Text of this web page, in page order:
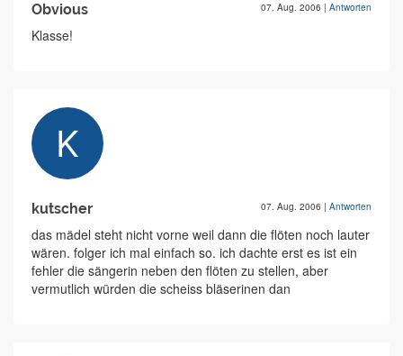
Obvious 07. Aug. 2006 | Antworten
Klasse!
kutscher 07. Aug. 2006 | Antworten
das mädel steht nicht vorne weil dann die flöten noch lauter
wären. folger ich mal einfach so. ich dachte erst es ist ein
fehler die sängerin neben den flöten zu stellen, aber
vermutlich würden die scheiss bläserinen dan